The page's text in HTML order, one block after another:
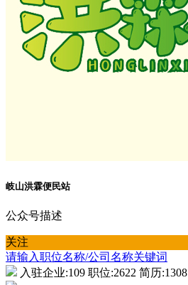
岐山洪霖便民站
公众号描述
关注
请输入职位名称/公司名称关键词
入驻企业:109 职位:2622 简历:1308